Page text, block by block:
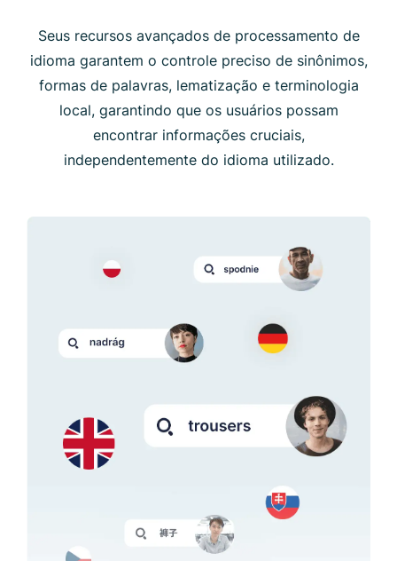
Seus recursos avançados de processamento de
idioma garantem o controle preciso de sinônimos,
formas de palavras, lematização e terminologia
local, garantindo que os usuários possam
encontrar informações cruciais,
independentemente do idioma utilizado.